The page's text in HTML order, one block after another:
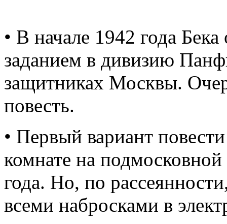
• В начале 1942 года
заданием в дивизию
защитниках Москвы.
повесть.
• Первый вариант
комнате на
года. Но, по
всеми набросками в